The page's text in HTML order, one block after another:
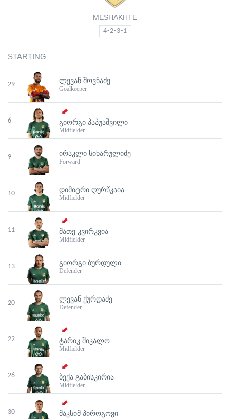
MESHAKHTE
4-2-3-1
STARTING
29 ᲚᲔᲕᲐᲜ ᲨᲝᲕᲜᲐᲫᲔ
Goalkeeper
6 ᲒᲘᲝᲠᲒᲘ ᲞᲐᲞᲣᲐᲨᲕᲘᲚᲘ
Midfielder
9 ᲘᲠᲐᲙᲚᲘ ᲡᲘᲮᲐᲠᲣᲚᲘᲫᲔ
Forward
10 ᲓᲘᲛᲘᲢᲠᲘ ᲦᲣᲠᲬᲙᲐᲘᲐ
Midfielder
11 ᲛᲐᲗᲔ ᲙᲕᲘᲠᲙᲕᲘᲐ
Midfielder
13 ᲒᲘᲝᲠᲒᲘ ᲑᲣᲠᲓᲣᲚᲘ
Defender
20 ᲚᲔᲕᲐᲜ ᲥᲣᲠᲓᲐᲫᲔ
Defender
22 ᲢᲐᲠᲘᲙ ᲨᲘᲙᲐᲚᲝ
Midfielder
26 ᲑᲔᲥᲐ ᲒᲐᲑᲘᲡᲙᲘᲠᲘᲐ
Midfielder
30 ᲛᲐᲙᲡᲘᲛ ᲞᲘᲠᲝᲒᲝᲕᲘ